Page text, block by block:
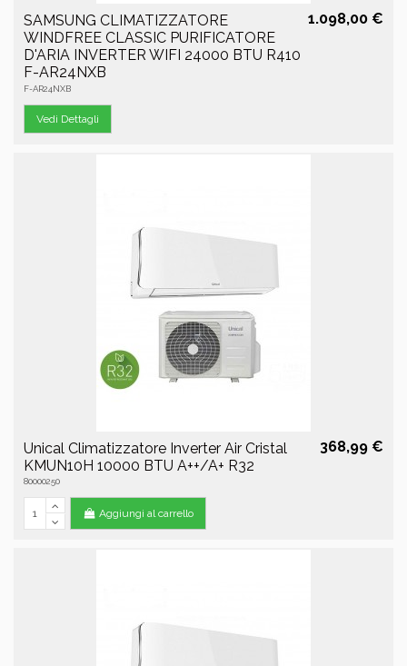
SAMSUNG CLIMATIZZATORE
WINDFREE CLASSIC PURIFICATORE
D'ARIA INVERTER WIFI 24000 BTU R410
F-AR24NXB
F-AR24NXB
1.098,00 €
Vedi Dettagli
Unical Climatizzatore Inverter Air Cristal
KMUN10H 10000 BTU A++/A+ R32
80000250
368,99 €
Aggiungi al carrello